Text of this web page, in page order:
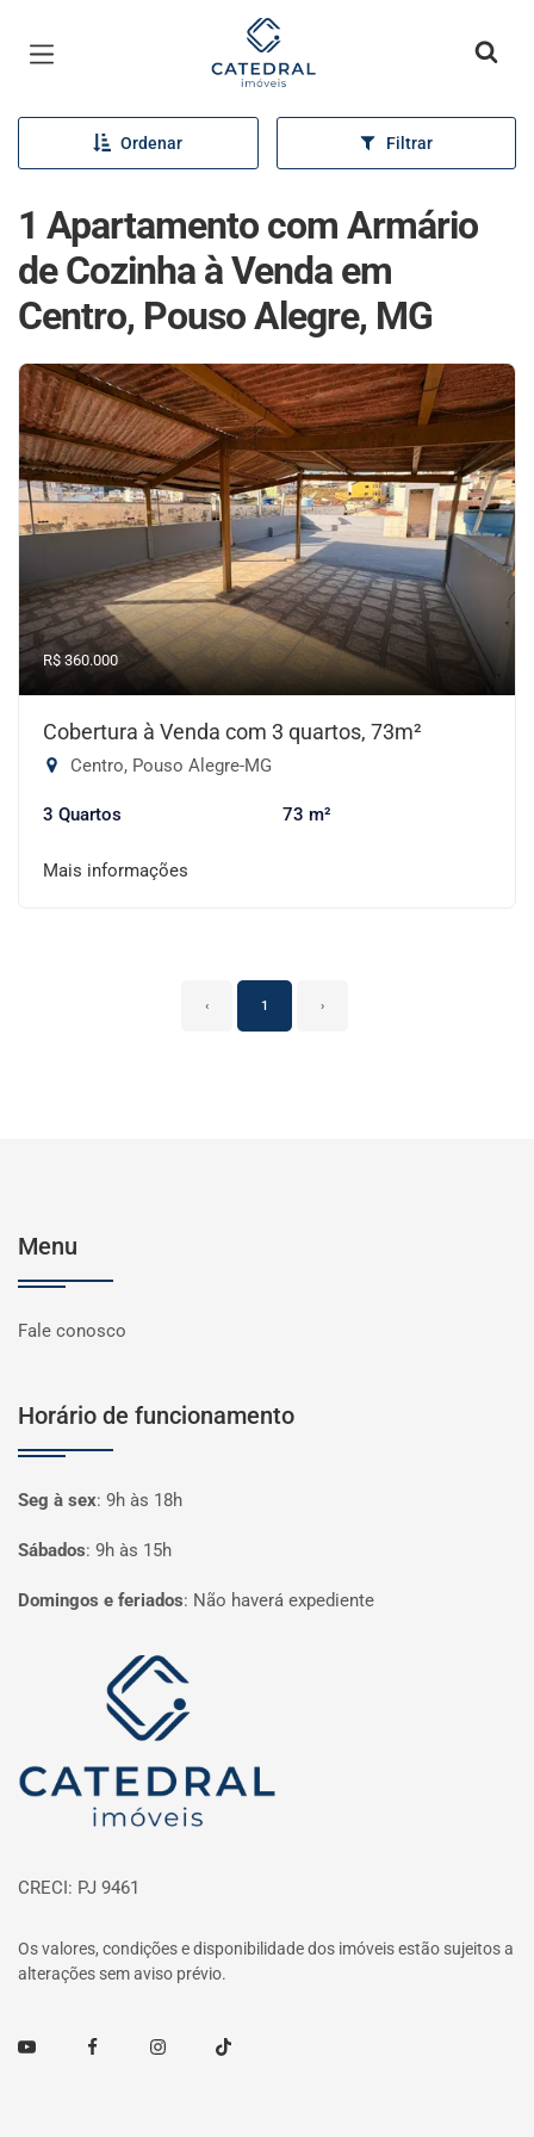
Página inicial
Ordenar Filtrar
1 Apartamento com Armário
de Cozinha à Venda em
Centro, Pouso Alegre, MG
R$ 360.000
Cobertura à Venda com 3 quartos, 73m²
Centro, Pouso Alegre-MG
3 Quartos 73 m²
Mais informações
‹ 1 ›
Menu
Fale conosco
Horário de funcionamento
Seg à sex: 9h às 18h
Sábados: 9h às 15h
Domingos e feriados: Não haverá expediente
Página inicial
CRECI: PJ 9461
Os valores, condições e disponibilidade dos imóveis estão sujeitos a
alterações sem aviso prévio.
Youtube FacebookInstagramTikTok